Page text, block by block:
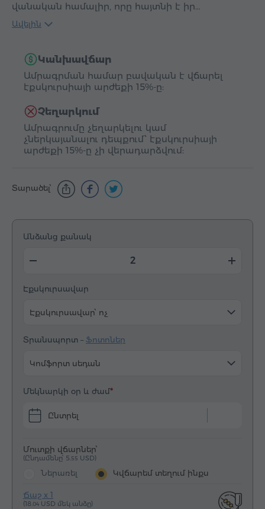
վանական համալիր, որը հայտնի է իր…
Ավելին
Կանխավճար
Ամրագրման համար բավական է վճարել
էքսկուրսիայի արժեքի 15%-ը:
Չեղարկում
Ամրագրումը չեղարկելու կամ
չներկայանալու դեպքում՝ էքսկուրսիայի
արժեքի 15%-ը չի վերադարձվում:
Տարածել՝
Անձանց քանակ
Էքսկուրսավար
Էքսկուրսավար՝ ոչ
Տրանսպորտ – Ֆոտոներ
Կոմֆորտ սեդան
Մեկնարկի օր և ժամ
Ընտրել
Մուտքի վճարներ՝
(Ընդամենը՝ 5.55 USD)
Ներառել Կվճարեմ տեղում ինքս
Ճաշ x 1
(18.04 USD մեկ անձը)